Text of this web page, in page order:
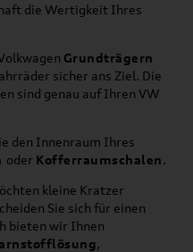
die Wertigkeit Ihres
Grundträgern
sicher ans Ziel. Die
sind genau auf Ihren VW
den Innenraum Ihres
oder Kofferraumschalen.
kleine Kratzer
Sie sich für einen
bieten wir Ihnen
,